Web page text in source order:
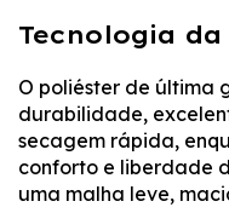
Tecnologia
O poliéster de última
durabilidade,
secagem rápida,
conforto e liberdade
uma malha leve,